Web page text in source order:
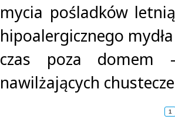
mycia pośladków
hipoalergicznego
czas poza domem
nawilżających
1